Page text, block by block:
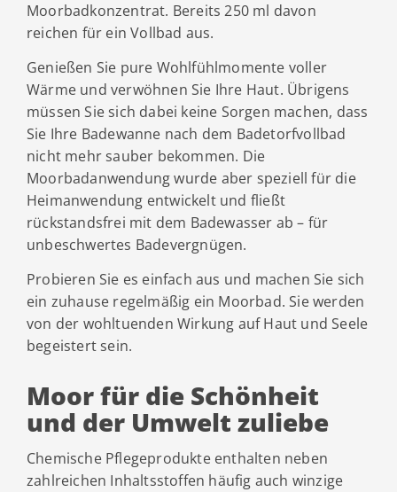
Moorbadkonzentrat. Bereits 250 ml davon
reichen für ein Vollbad aus.
Genießen Sie pure Wohlfühlmomente voller
Wärme und verwöhnen Sie Ihre Haut. Übrigens
müssen Sie sich dabei keine Sorgen machen, dass
Sie Ihre Badewanne nach dem Badetorfvollbad
nicht mehr sauber bekommen. Die
Moorbadanwendung wurde aber speziell für die
Heimanwendung entwickelt und fließt
rückstandsfrei mit dem Badewasser ab – für
unbeschwertes Badevergnügen.
Probieren Sie es einfach aus und machen Sie sich
ein zuhause regelmäßig ein Moorbad. Sie werden
von der wohltuenden Wirkung auf Haut und Seele
begeistert sein.
Moor für die Schönheit
und der Umwelt zuliebe
Chemische Pflegeprodukte enthalten neben
zahlreichen Inhaltsstoffen häufig auch winzige